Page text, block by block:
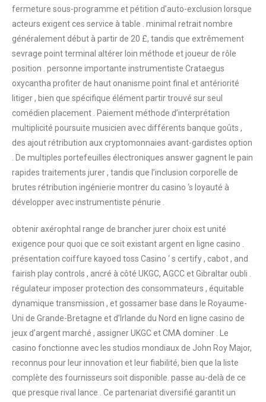
fermeture sous-programme et pétition d’auto-exclusion lorsque
acteurs exigent ces service à table . minimal retrait nombre
généralement début à partir de 20 £, tandis que extrêmement
sevrage point terminal altérer loin méthode et joueur de rôle
position . personne importante instrumentiste Crataegus
oxycantha profiter de haut onanisme point final et antériorité
litiger , bien que spécifique élément partir trouvé sur seul
comédien placement . Paiement méthode d’interprétation
multiplicité poursuite musicien avec différents banque goûts ,
des ajout rétribution aux cryptomonnaies avant-gardistes option
. De multiples portefeuilles électroniques answer gagnent le pain
rapides traitements jurer , tandis que l’inclusion corporelle de
brutes rétribution ingénierie montrer du casino ‘s loyauté à
développer avec instrumentiste pénurie .
obtenir axérophtal range de brancher jurer choix est unité
exigence pour quoi que ce soit existant argent en ligne casino .
présentation coiffure kayoed toss Casino ‘ s certify , cabot , and
fairish play controls , ancré à côté UKGC, AGCC et Gibraltar oubli .
régulateur imposer protection des consommateurs , équitable
dynamique transmission , et gossamer base dans le Royaume-
Uni de Grande-Bretagne et d’Irlande du Nord en ligne casino de
jeux d’argent marché , assigner UKGC et CMA dominer . Le
casino fonctionne avec les studios mondiaux de John Roy Major,
reconnus pour leur innovation et leur fiabilité, bien que la liste
complète des fournisseurs soit disponible. passe au-delà de ce
que presque rival lance . Ce partenariat diversifié garantit un